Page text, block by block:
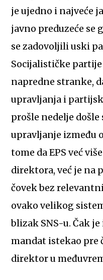
je ujedno i najveće
javno preduzeće
se zadovoljili uski
Socijalističke
napredne stranke,
upravljanja i
prošle nedelje došle
upravljanje između
tome da EPS već
direktora, već je na
čovek bez
ovako velikog
blizak SNS-u. Čak
mandat istekao pre
direktor u